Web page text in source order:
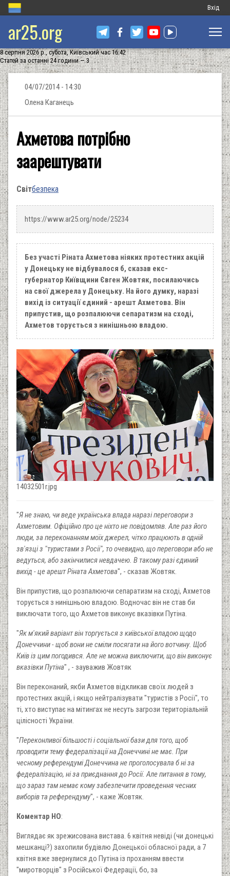
Меню
запису
Вхід
ar25.org
8 серпня 2026 р., субота, Київський час 16:42
Статей за останні 24 години — 3
04/07/2014 - 14:30
Олена Каганець
Ахметова потрібно
заарештувати
Світбезпека
https://www.ar25.org/node/25234
Без участі Ріната Ахметова ніяких протестних акцій
у Донецьку не відбувалося б, сказав екс-
губернатор Київщини Євген Жовтяк, посилаючись
на свої джерела у Донецьку. На його думку, наразі
вихід із ситуації єдиний - арешт Ахметова. Він
припустив, що розпалюючи сепаратизм на сході,
Ахметов торується з нинішньою владою.
14032501r.jpg
"Я не знаю, чи веде українська влада наразі переговори з
Ахметовим. Офіційно про це ніхто не повідомляв. Але раз його
люди, за переконанням моїх джерел, чітко працюють в одній
зв'язці з "туристами з Росії", то очевидно, що переговори або не
ведуться, або закінчилися невдачею. В такому разі єдиний
вихід - це арешт Ріната Ахметова", - сказав Жовтяк.
Він припустив, що розпалюючи сепаратизм на сході, Ахметов
торується з нинішньою владою. Водночас він не став би
виключати того, що Ахметов виконує вказівки Путіна.
"Як м'який варіант він торгується з київської владою щодо
Донеччини - щоб вони не сміли посягати на його вотчину. Щоб
Київ із цим погодився. Але не можна виключити, що він виконує
вказівки Путіна" , - зауважив Жовтяк
Він переконаний, якби Ахметов відкликав своїх людей з
протестних акцій, і якщо нейтралізувати "туристів з Росії", то
ті, хто виступає на мітингах не несуть загрози територіальній
цілісності України.
"Переконливої більшості і соціальної бази для того, щоб
проводити тему федералізації на Донеччині не має. При
чесному референдумі Донеччина не проголосувала б ні за
федералізацію, ні за приєднання до Росії. Але питання в тому,
що зараз там немає кому забезпечити проведення чесних
виборів та референдуму", - каже Жовтяк.
Коментар НО:
Виглядає як зрежисована вистава. 6 квітня невіді (чи донецькі
мешканці?) захопили будівлю Донецької обласної ради, а 7
квітня вже звернулися до Путіна із проханням ввести
"миротворців" з Російської Федерації, бо, за